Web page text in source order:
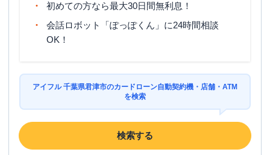
初めての方なら最大30日間無利息！
会話ロボット「ぽっぽくん」に24時間相談
OK！
アイフル 千葉県君津市のカードローン自動契約機・店舗・ATM
を検索
検索する